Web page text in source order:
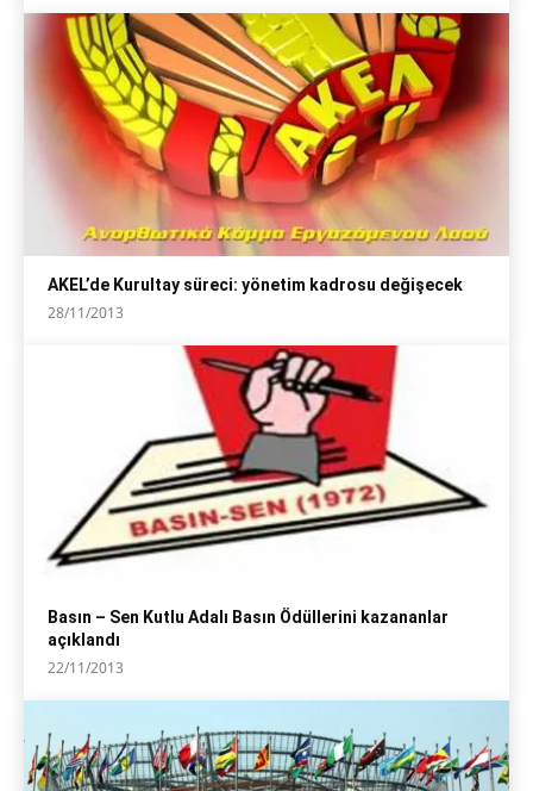
AKEL’de Kurultay süreci: yönetim kadrosu değişecek
28/11/2013
Basın – Sen Kutlu Adalı Basın Ödüllerini kazananlar
açıklandı
22/11/2013